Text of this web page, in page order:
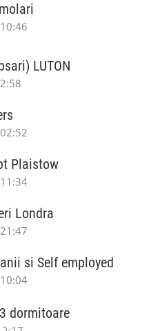
LUTON
Plaistow
Londra
si Self employed
dormitoare